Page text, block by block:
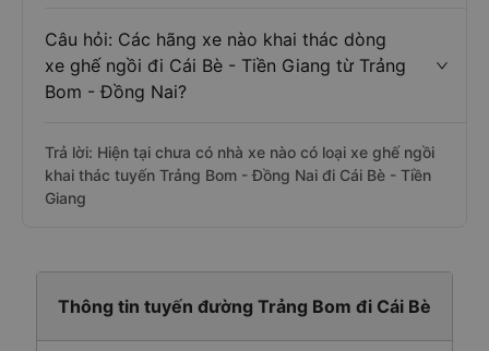
Câu hỏi: Các hãng xe nào khai thác dòng
xe ghế ngồi đi Cái Bè - Tiền Giang từ Trảng
Bom - Đồng Nai?
Trả lời: Hiện tại chưa có nhà xe nào có loại xe ghế ngồi
khai thác tuyến Trảng Bom - Đồng Nai đi Cái Bè - Tiền
Giang
Thông tin tuyến đường Trảng Bom đi Cái Bè